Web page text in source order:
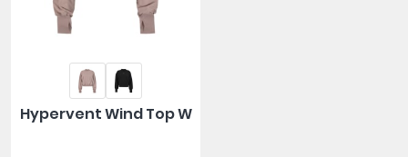
Hypervent Wind Top W